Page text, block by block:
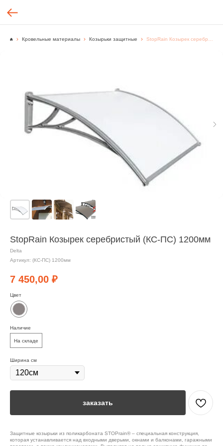
Кровельные материалы Козырьки защитные
StopRain Козырек серебристый (КС-ПС) 1200мм
Delta
Артикул: (КС-ПС) 1200мм
7 450,00 ₽
Цвет
Наличие
На складе
Ширина см
заказать
Защитные козырьки из поликарбоната STOPrain® – специальная конструкция,
которая устанавливается над входными дверьми, окнами и балконами, гаражными